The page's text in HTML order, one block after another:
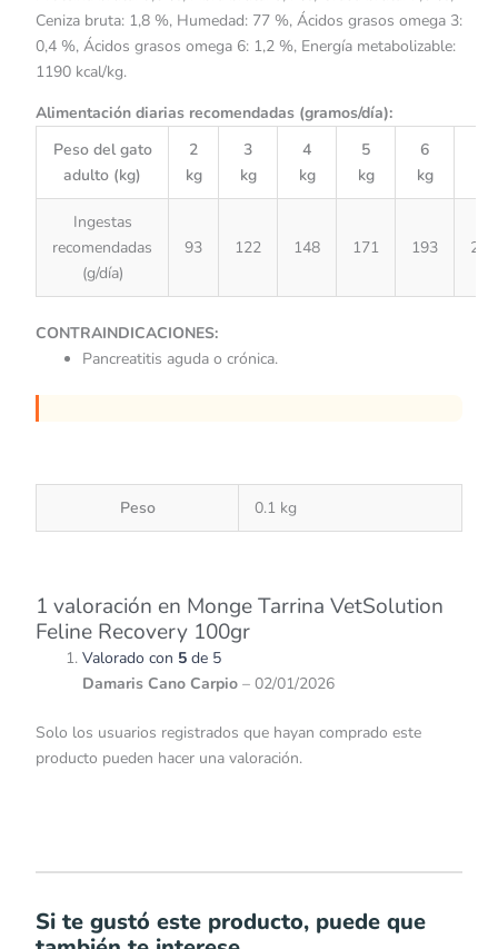
Ceniza bruta: 1,8 %, Humedad: 77 %, Ácidos grasos omega 3:
0,4 %, Ácidos grasos omega 6: 1,2 %, Energía metabolizable:
1190 kcal/kg.
Alimentación diarias recomendadas (gramos/día):
Peso del gato
adulto (kg)
2
kg
3
kg
4
kg
5
kg
6
kg
Ingestas
recomendadas
(g/día)
93 122 148 171 193 214
CONTRAINDICACIONES:
Pancreatitis aguda o crónica.
Peso 0.1 kg
1 valoración en Monge Tarrina VetSolution
Feline Recovery 100gr
Valorado con 5 de 5
Damaris Cano Carpio – 02/01/2026
Solo los usuarios registrados que hayan comprado este
producto pueden hacer una valoración.
Si te gustó este producto, puede que